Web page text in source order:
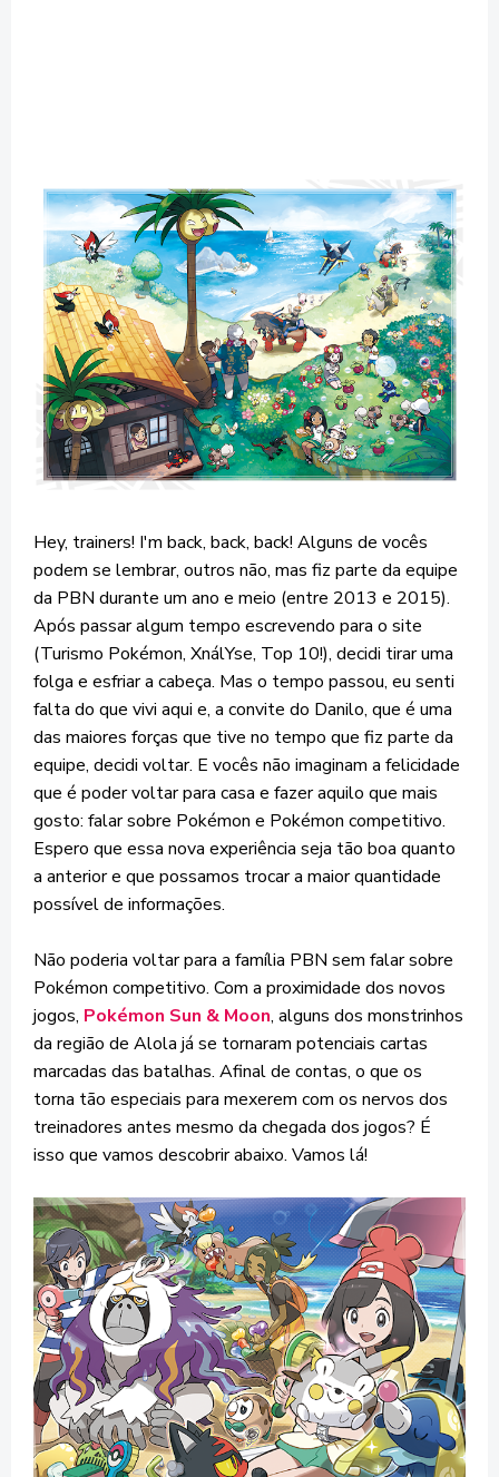
Hey, trainers! I'm back, back, back! Alguns de vocês
podem se lembrar, outros não, mas fiz parte da equipe
da PBN durante um ano e meio (entre 2013 e 2015).
Após passar algum tempo escrevendo para o site
(Turismo Pokémon, XnálYse, Top 10!), decidi tirar uma
folga e esfriar a cabeça. Mas o tempo passou, eu senti
falta do que vivi aqui e, a convite do Danilo, que é uma
das maiores forças que tive no tempo que fiz parte da
equipe, decidi voltar. E vocês não imaginam a felicidade
que é poder voltar para casa e fazer aquilo que mais
gosto: falar sobre Pokémon e Pokémon competitivo.
Espero que essa nova experiência seja tão boa quanto
a anterior e que possamos trocar a maior quantidade
possível de informações.
Não poderia voltar para a família PBN sem falar sobre
Pokémon competitivo. Com a proximidade dos novos
jogos, Pokémon Sun & Moon, alguns dos monstrinhos
da região de Alola já se tornaram potenciais cartas
marcadas das batalhas. Afinal de contas, o que os
torna tão especiais para mexerem com os nervos dos
treinadores antes mesmo da chegada dos jogos? É
isso que vamos descobrir abaixo. Vamos lá!